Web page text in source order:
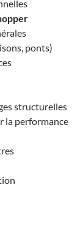
ponts)
structurelles
la performance